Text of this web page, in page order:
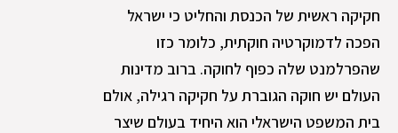
חקיקה ראשית של הכנסת והחליט כי ישראל
הפכה לדמוקרטיה חוקתית, כלומר כזו
שהפרלמנט שלה כפוף לחוקה. ברוב מדינות
העולם יש חוקה הגוברת על חקיקה רגילה, אולם
בית המשפט הישראלי הוא היחיד בעולם שיצר